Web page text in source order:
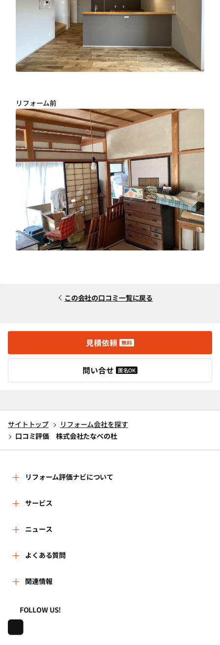
リフォーム前
この会社の口コミ一覧に戻る
見積依頼 無料
問い合せ 匿名OK
サイトトップ
リフォーム会社を探す
口コミ評価 株式会社たなべの杜
リフォーム評価ナビについて
リフォーム評価ナビとは
運営体制
はじめての方へ
事務局へのお問い合せ
地域の相談窓口のみなさまへ
サービス
リフォーム会社を探す
リフォーム事例を見る
リフォームを相談する
リフォームを学ぶ
ニュース
新着情報
講習会・セミナー
連携機関・企業・団体トピックス
よくある質問
よくある質問
利用規約
プライバシーポリシー
関連情報
一般財団法人住まいづくりナビセンター
株式会社日本建築住宅センター
FOLLOW US!